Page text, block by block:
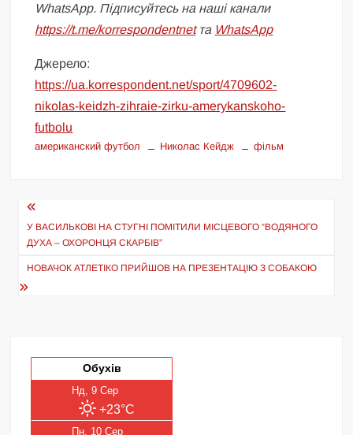
WhatsApp. Підписуйтесь на наші канали
https://t.me/korrespondentnetта WhatsApp
Джерело:
https://ua.korrespondent.net/sport/4709602-
nikolas-keidzh-zihraie-zirku-amerykanskoho-
futbolu
американский футбол Николас Кейдж фільм
Навігація
записів
У ВАСИЛЬКОВІ НА СТУГНІ ПОМІТИЛИ МІСЦЕВОГО “ВОДЯНОГО
ДУХА – ОХОРОНЦЯ СКАРБІВ”
НОВАЧОК АТЛЕТІКО ПРИЙШОВ НА ПРЕЗЕНТАЦІЮ З СОБАКОЮ
Обухів
Нд, 9 Сер
+23°C
Пн, 10 Сер